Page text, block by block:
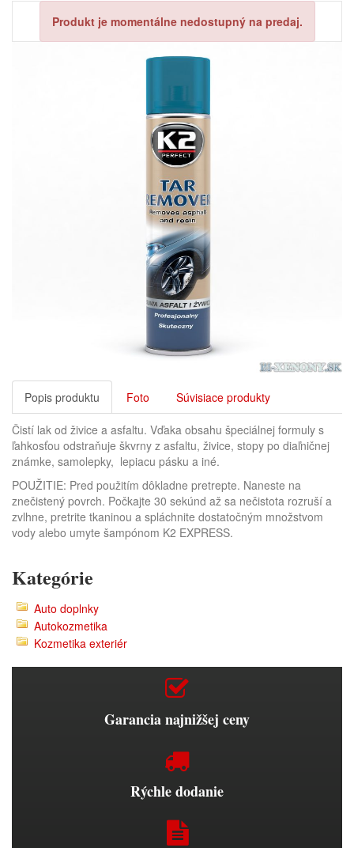
Produkt je momentálne nedostupný na predaj.
Popis produktu Foto Súvisiace produkty
Čistí lak od živice a asfaltu. Vďaka obsahu špeciálnej formuly s
ľahkosťou odstraňuje škvrny z asfaltu, živice, stopy po diaľničnej
známke, samolepky, lepiacu pásku a iné.
POUŽITIE: Pred použitím dôkladne pretrepte. Naneste na
znečistený povrch. Počkajte 30 sekúnd až sa nečistota rozruší a
zvlhne, pretrite tkaninou a spláchnite dostatočným množstvom
vody alebo umyte šampónom K2 EXPRESS.
Kategórie
Auto doplnky
Autokozmetika
Kozmetika exteriér
Garancia najnižšej ceny
Rýchle dodanie